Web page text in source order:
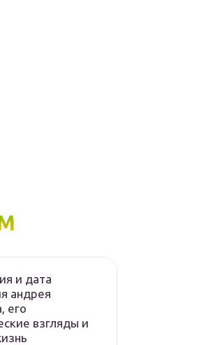
и дата
андрея
его
взгляды и